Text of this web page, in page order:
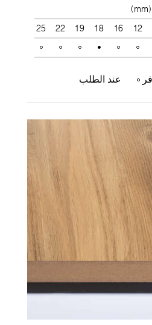
16
18
19
22
25
28
عند الطلب